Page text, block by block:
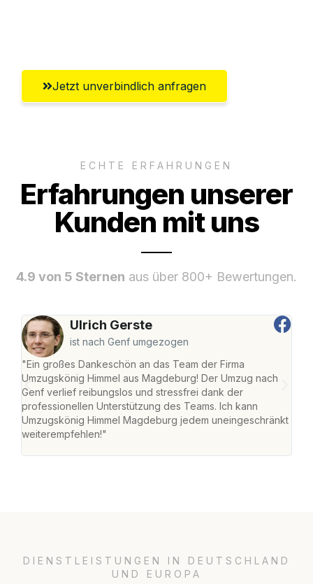
Jetzt unverbindlich anfragen
ECHTE ERFAHRUNGEN
Erfahrungen unserer
Kunden mit uns
4.9 von 5 Sternen aus über 800+ Bewertungen.
Ulrich Gerste
ist nach Genf umgezogen
"Ein großes Dankeschön an das Team der Firma
Umzugskönig Himmel aus Magdeburg! Der Umzug nach
Genf verlief reibungslos und stressfrei dank der
professionellen Unterstützung des Teams. Ich kann
Umzugskönig Himmel Magdeburg jedem uneingeschränkt
weiterempfehlen!"
DIENSTLEISTUNGEN IN DEUTSCHLAND
UND EUROPA